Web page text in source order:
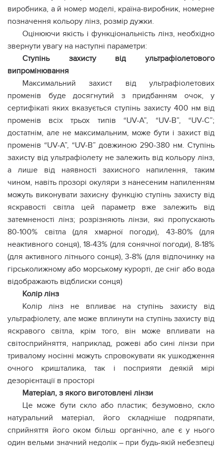
виробника, а й номер моделі, країна-виробник, номерне
позначення кольору лінз, розмір дужки.
Оцінюючи якість і функціональність лінз, необхідно
звернути увагу на наступні параметри:
Ступінь захисту від ультрафіолетового
випромінювання
Максимальний захист від ультрафіолетових
променів буде досягнутий з придбанням очок, у
сертифікаті яких вказується ступінь захисту 400 нм від
променів всіх трьох типів “UV-A”, “UV-B”, “UV-C”;
достатнім, але не максимальним, може бути і захист від
променів “UV-A”, “UV-B” довжиною 290-380 нм. Ступінь
захисту від ультрафіолету не залежить від кольору лінз,
а лише від наявності захисного напилення, таким
чином, навіть прозорі окуляри з нанесеним напиленням
можуть виконувати захисну функцію ступінь захисту від
яскравості світла цей параметр вже залежить від
затемненості лінз; розрізняють лінзи, які пропускають
80-100% світла (для хмарної погоди), 43-80% (для
неактивного сонця), 18-43% (для сонячної погоди), 8-18%
(для активного літнього сонця), 3-8% (для відпочинку на
гірськолижному або морському курорті, де сніг або вода
відображають відблиски сонця)
Колір лінз
Колір лінз не впливає на ступінь захисту від
ультрафіолету, але може вплинути на ступінь захисту від
яскравого світла, крім того, він може впливати на
світосприйняття, наприклад, рожеві або сині лінзи при
тривалому носінні можуть спровокувати як ушкодження
очного кришталика, так і посприяти деякій мірі
дезорієнтації в просторі
Матеріал, з якого виготовлені лінзи
Це може бути скло або пластик; безумовно, скло
натуральний матеріал, його складніше подряпати,
сприйняття його оком більш органічно, але є у нього
один вельми значний недолік – при будь-якій небезпеці